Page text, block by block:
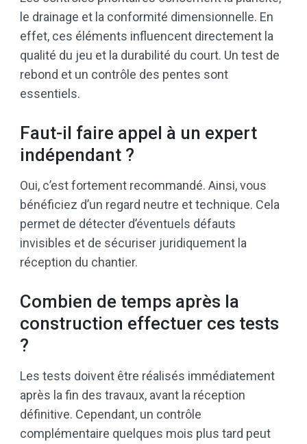
le drainage et la conformité dimensionnelle. En
effet, ces éléments influencent directement la
qualité du jeu et la durabilité du court. Un test de
rebond et un contrôle des pentes sont
essentiels.
Faut-il faire appel à un expert
indépendant ?
Oui, c’est fortement recommandé. Ainsi, vous
bénéficiez d’un regard neutre et technique. Cela
permet de détecter d’éventuels défauts
invisibles et de sécuriser juridiquement la
réception du chantier.
Combien de temps après la
construction effectuer ces tests
?
Les tests doivent être réalisés immédiatement
après la fin des travaux, avant la réception
définitive. Cependant, un contrôle
complémentaire quelques mois plus tard peut